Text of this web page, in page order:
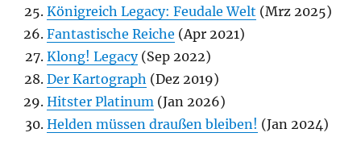
Königreich Legacy: Feudale Welt (Mrz 2025)
Fantastische Reiche (Apr 2021)
Klong! Legacy(Sep 2022)
Der Kartograph (Dez 2019)
Hitster Platinum (Jan 2026)
Helden müssen draußen bleiben! (Jan 2024)